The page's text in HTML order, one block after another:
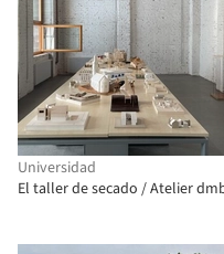
Universidad
El taller de secado / Atelier